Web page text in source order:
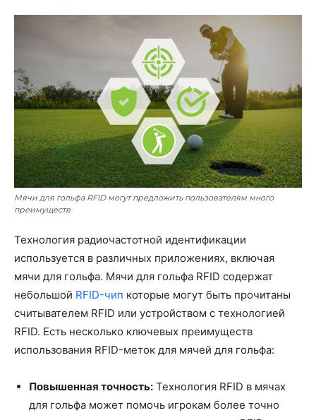
Мячи для гольфа RFID могут предложить пользователям много
преимуществ
Технология радиочастотной идентификации
используется в различных приложениях, включая
мячи для гольфа. Мячи для гольфа RFID содержат
небольшой RFID-чип которые могут быть прочитаны
считывателем RFID или устройством с технологией
RFID. Есть несколько ключевых преимуществ
использования RFID-меток для мячей для гольфа:
Повышенная точность: Технология RFID в мячах
для гольфа может помочь игрокам более точно